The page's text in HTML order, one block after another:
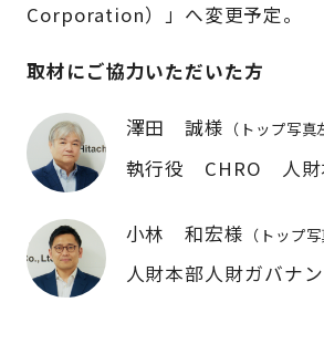
Corporation）」へ変更予定。
取材にご協力いただいた方
澤田 誠様 （トップ写真
執行役 CHRO 人財
小林 和宏様 （トップ写
人財本部人財ガバナ